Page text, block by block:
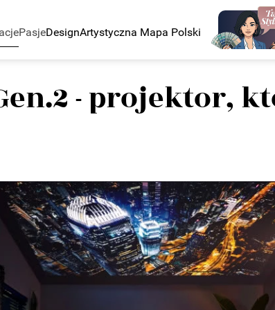
PasjeDesignArtystyczna Mapa Polski
- projektor,